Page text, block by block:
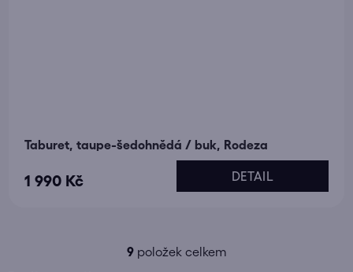
Taburet, taupe-šedohnědá / buk, Rodeza
1 990 Kč DETAIL
O
9položek celkem